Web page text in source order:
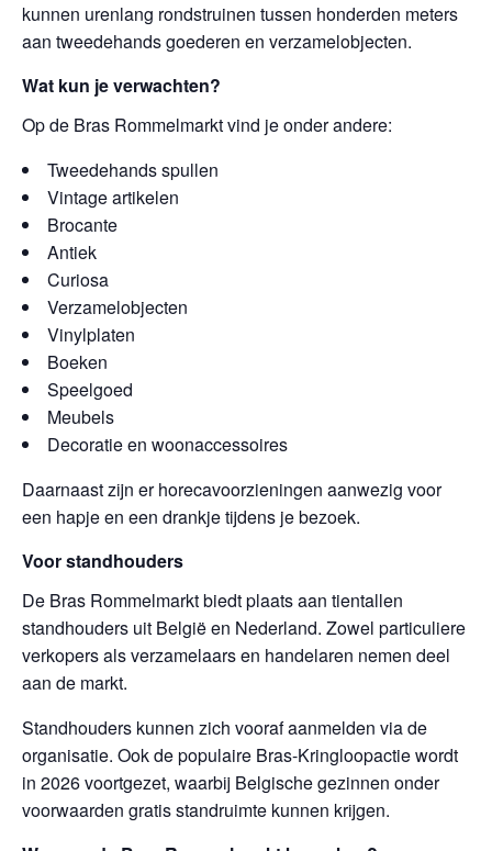
kunnen urenlang rondstruinen tussen honderden meters
aan tweedehands goederen en verzamelobjecten.
Wat kun je verwachten?
Op de Bras Rommelmarkt vind je onder andere:
Tweedehands spullen
Vintage artikelen
Brocante
Antiek
Curiosa
Verzamelobjecten
Vinylplaten
Boeken
Speelgoed
Meubels
Decoratie en woonaccessoires
Daarnaast zijn er horecavoorzieningen aanwezig voor
een hapje en een drankje tijdens je bezoek.
Voor standhouders
De Bras Rommelmarkt biedt plaats aan tientallen
standhouders uit België en Nederland. Zowel particuliere
verkopers als verzamelaars en handelaren nemen deel
aan de markt.
Standhouders kunnen zich vooraf aanmelden via de
organisatie. Ook de populaire Bras-Kringloopactie wordt
in 2026 voortgezet, waarbij Belgische gezinnen onder
voorwaarden gratis standruimte kunnen krijgen.